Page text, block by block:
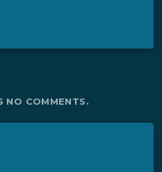
NO COMMENTS.